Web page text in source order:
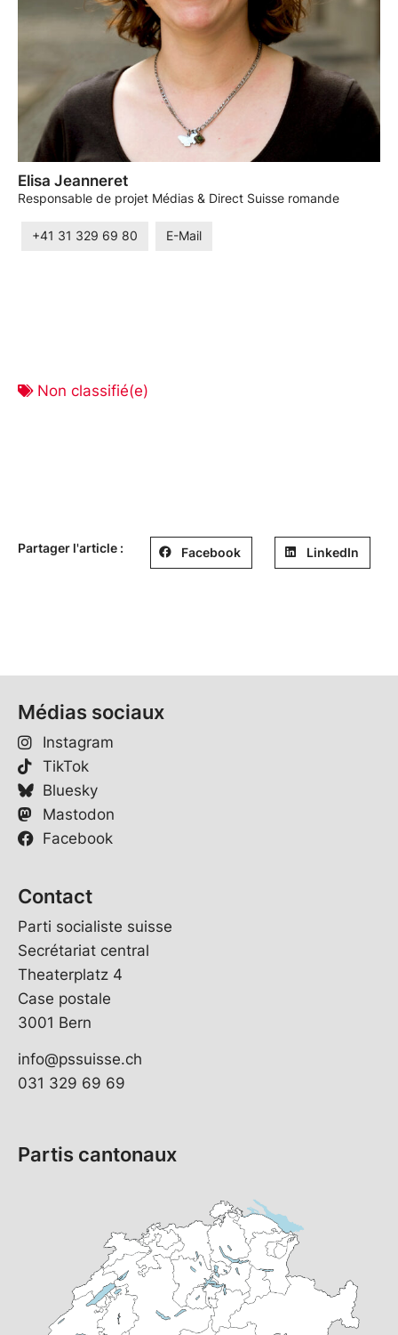
Elisa Jeanneret
Responsable de projet Médias & Direct Suisse romande
+41 31 329 69 80 E-Mail
Non classifié(e)
Partager l'article : Facebook LinkedIn
Médias sociaux
Instagram
TikTok
Bluesky
Mastodon
Facebook
Contact
Parti socialiste suisse
Secrétariat central
Theaterplatz 4
Case postale
3001 Bern
info@pssuisse.ch
031 329 69 69
Partis cantonaux